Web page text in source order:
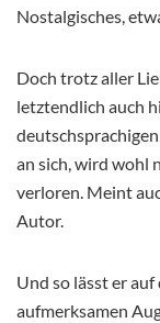
Nostalgisches,
Doch trotz aller
letztendlich auch
an sich, wird wohl
verloren. Meint
Autor.
Und so lässt er
aufmerksamen